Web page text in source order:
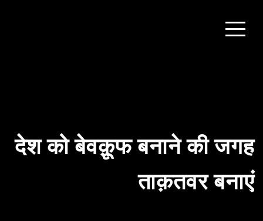
देश को बेवक़ू़फ बनाने की जगह
ताक़तवर बनाएं